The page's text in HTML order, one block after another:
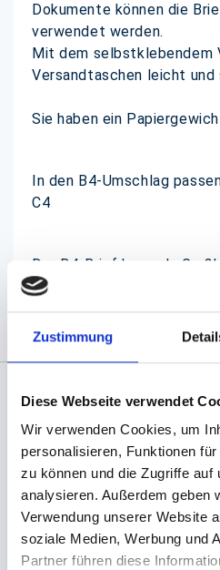
Zustimmung
Diese Webseite verwendet
Wir verwenden Cookies, um
personalisieren, Funktionen
zu können und die Zugriffe auf
analysieren. Außerdem geben
Verwendung unserer Website
soziale Medien, Werbung und
Partner führen diese
Dokumente können die
verwendet werden.
Mit dem selbstklebendem
Versandtaschen leicht und
Sie haben ein
In den B4-Umschlag
C4
Der B4-Brief kann als
eingesetzt werden, je nach
Bullhamm 24-26, D-26441
Sie könnten auch an
interessiert sein